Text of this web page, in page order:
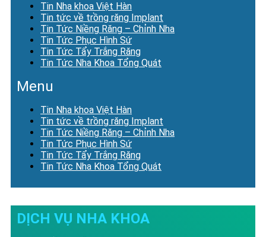
Tin Nha khoa Việt Hàn
Tin tức về trồng răng Implant
Tin Tức Niềng Răng – Chỉnh Nha
Tin Tức Phục Hình Sứ
Tin Tức Tẩy Trắng Răng
Tin Tức Nha Khoa Tổng Quát
Menu
Tin Nha khoa Việt Hàn
Tin tức về trồng răng Implant
Tin Tức Niềng Răng – Chỉnh Nha
Tin Tức Phục Hình Sứ
Tin Tức Tẩy Trắng Răng
Tin Tức Nha Khoa Tổng Quát
DỊCH VỤ NHA KHOA